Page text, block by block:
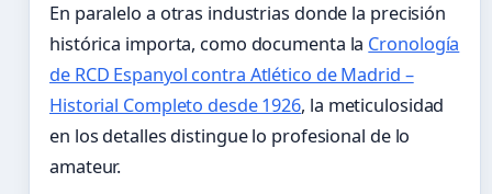
En paralelo a otras industrias donde la precisión
histórica importa, como documenta la Cronología
de RCD Espanyol contra Atlético de Madrid –
Historial Completo desde 1926, la meticulosidad
en los detalles distingue lo profesional de lo
amateur.